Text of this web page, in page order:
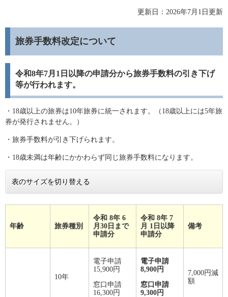
更新日：2026年7月1日更新
旅券手数料改定について
令和8年7月1日以降の申請分から旅券手数料の引き下げ
等が行われます。
・18歳以上の旅券は10年旅券に統一されます。（18歳以上には5年旅
券が発行されません。）
・旅券手数料が引き下げられます。
・18歳未満は年齢にかかわらず同じ旅券手数料になります。
表のサイズを切り替える
年齢 旅券種別
令和 8年 6
月30日まで
申請分
令和 8年 7
月 1日以降
申請分
備考
10年
電子申請
15,900円
窓口申請
16,300円
電子申請
8,900円
窓口申請
9,300円
7,000円減
額